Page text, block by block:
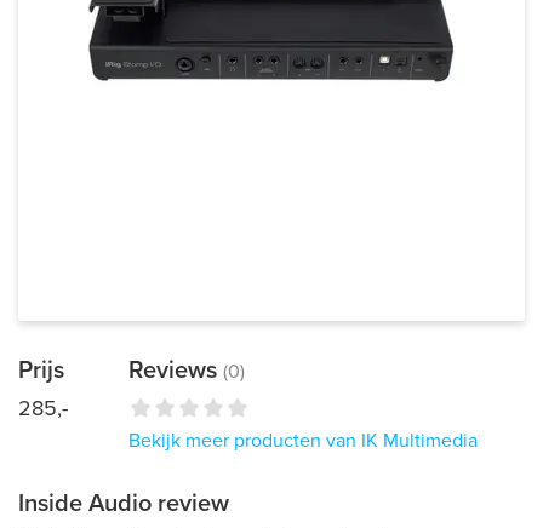
Prijs
285,-
Reviews (0)
Bekijk meer producten van IK Multimedia
Inside Audio review